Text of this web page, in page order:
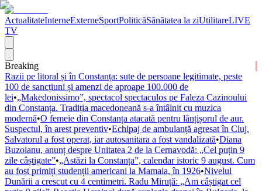
ActualitateInterneExterneSportPoliticăSănătatea la ziUtilitareLIVE
TV
Breaking
Razii pe litoral și în Constanța: sute de persoane legitimate, peste
100 de sancțiuni și amenzi de aproape 100.000 de
lei•„Makedonissimo”, spectacol spectaculos pe Faleza Cazinoului
din Constanța. Tradiția macedoneană s-a întâlnit cu muzica
modernă•O femeie din Constanța atacată pentru lănțișorul de aur.
Suspectul, în arest preventiv•Echipaj de ambulanță agresat în Cluj.
Salvatorul a fost operat, iar autosanitara a fost vandalizată•Diana
Buzoianu, anunț despre Unitatea 2 de la Cernavodă: „Cel puțin 9
zile câștigate”•„Astăzi la Constanța”, calendar istoric 9 august. Cum
au fost primiți studenții americani la Mamaia, în 1926•Nivelul
Dunării a crescut cu 4 centimetri. Radu Miruță: „Am câștigat cel